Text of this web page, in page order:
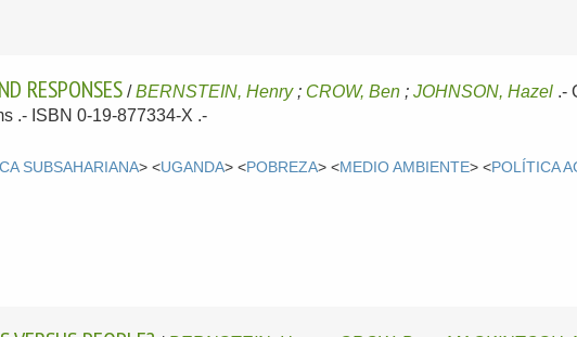
RESPONSES /BERNSTEIN, Henry; CROW, Ben ;JOHNSON, Hazel .-
.- ISBN 0-19-877334-X .-
SUBSAHARIANA> <UGANDA> <POBREZA> <MEDIO AMBIENTE> <POLÍTICA